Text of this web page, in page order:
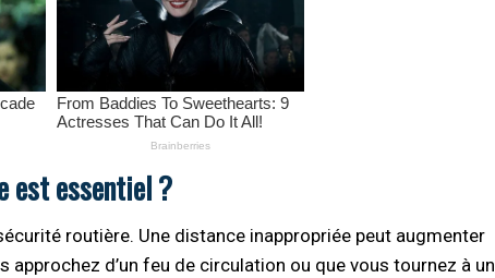
est essentiel ?
routière. Une distance inappropriée peut augmenter
d’un feu de circulation ou que vous tournez à un